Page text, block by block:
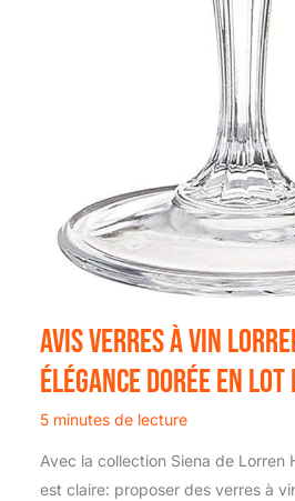
Avis Verres À Vin
élégance Dorée En Lot
5 minutes de lecture
Avec la collection Siena de Lorren
est claire: proposer des verres à